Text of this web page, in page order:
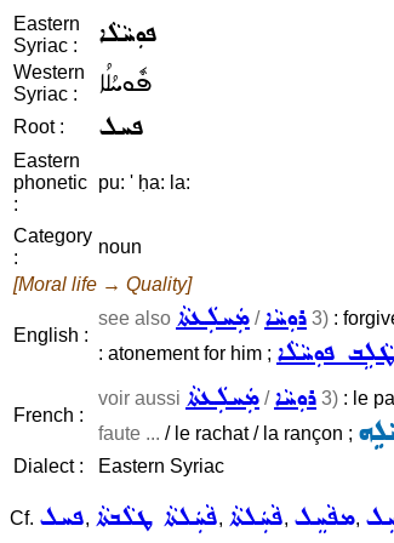
Eastern
Syriac :
ܦܘܼܚܵܠܵܐ
Western
Syriac :
ܦܽܘܚܳܠܳܐ
Root : ܦܚܠ
Eastern
phonetic
:
pu: ' ḥa: la:
Category
:
noun
[Moral life → Quality]
English :
see also ܡܲܚܠܲܥܬܵܐ /ܪܘܼܚܵܐ 3) :
: atonement for him ; ܛܵܠܹܒ ܦܘܼܚܵܠܵܐ
French :
voir aussi ܡܲܚܠܲܥܬܵܐ /ܪܘܼܚܵܐ 3) : le
faute ... / le rachat / la rançon ;
Dialect :
Eastern Syriac
Cf. ܦܚܠ, ܦܵܚܲܠܬܵܐ ܛܠܵܒܬܵܐ, ܦܵܚܲܠܬܵܐ, ܡܦܵܚܸܠ,